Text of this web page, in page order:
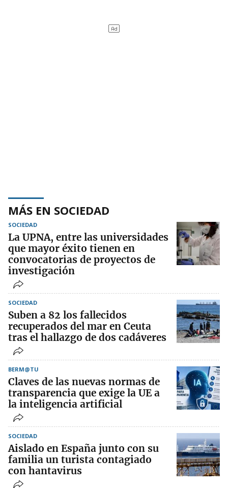
MÁS EN SOCIEDAD
SOCIEDAD
La UPNA, entre las universidades
que mayor éxito tienen en
convocatorias de proyectos de
investigación
SOCIEDAD
Suben a 82 los fallecidos
recuperados del mar en Ceuta
tras el hallazgo de dos cadáveres
BERM@TU
Claves de las nuevas normas de
transparencia que exige la UE a
la inteligencia artificial
SOCIEDAD
Aislado en España junto con su
familia un turista contagiado
con hantavirus